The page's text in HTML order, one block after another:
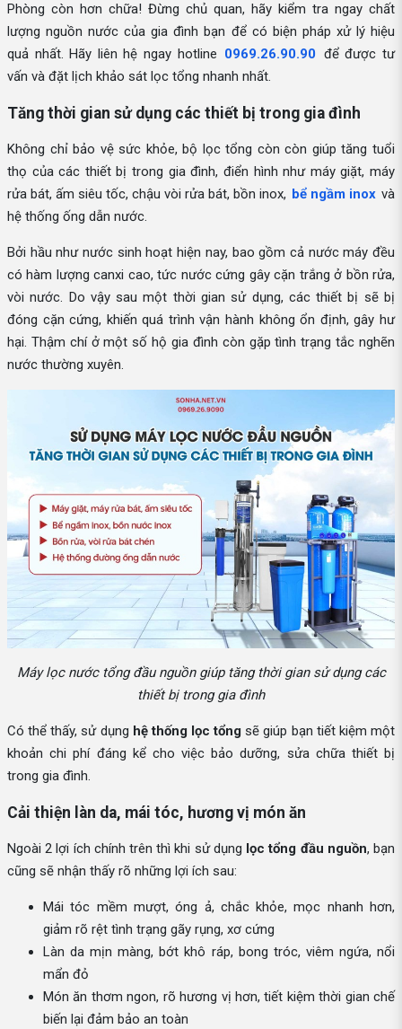
Phòng còn hơn chữa! Đừng chủ quan, hãy kiểm tra ngay chất
lượng nguồn nước của gia đình bạn để có biện pháp xử lý hiệu
quả nhất. Hãy liên hệ ngay hotline 0969.26.90.90 để được tư
vấn và đặt lịch khảo sát lọc tổng nhanh nhất.
Tăng thời gian sử dụng các thiết bị trong gia đình
Không chỉ bảo vệ sức khỏe, bộ lọc tổng còn còn giúp tăng tuổi
thọ của các thiết bị trong gia đình, điển hình như máy giặt, máy
rửa bát, ấm siêu tốc, chậu vòi rửa bát, bồn inox, bể ngầm inox và
hệ thống ống dẫn nước.
Bởi hầu như nước sinh hoạt hiện nay, bao gồm cả nước máy đều
có hàm lượng canxi cao, tức nước cứng gây cặn trắng ở bồn rửa,
vòi nước. Do vậy sau một thời gian sử dụng, các thiết bị sẽ bị
đóng cặn cứng, khiến quá trình vận hành không ổn định, gây hư
hại. Thậm chí ở một số hộ gia đình còn gặp tình trạng tắc nghẽn
nước thường xuyên.
Máy lọc nước tổng đầu nguồn giúp tăng thời gian sử dụng các
thiết bị trong gia đình
Có thể thấy, sử dụng hệ thống lọc tổng sẽ giúp bạn tiết kiệm một
khoản chi phí đáng kể cho việc bảo dưỡng, sửa chữa thiết bị
trong gia đình.
Cải thiện làn da, mái tóc, hương vị món ăn
Ngoài 2 lợi ích chính trên thì khi sử dụng lọc tổng đầu nguồn, bạn
cũng sẽ nhận thấy rõ những lợi ích sau:
Mái tóc mềm mượt, óng ả, chắc khỏe, mọc nhanh hơn,
giảm rõ rệt tình trạng gãy rụng, xơ cứng
Làn da mịn màng, bớt khô ráp, bong tróc, viêm ngứa, nổi
mẩn đỏ
Món ăn thơm ngon, rõ hương vị hơn, tiết kiệm thời gian chế
biến lại đảm bảo an toàn